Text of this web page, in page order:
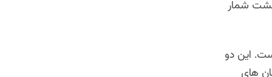
شمار
این دو
های